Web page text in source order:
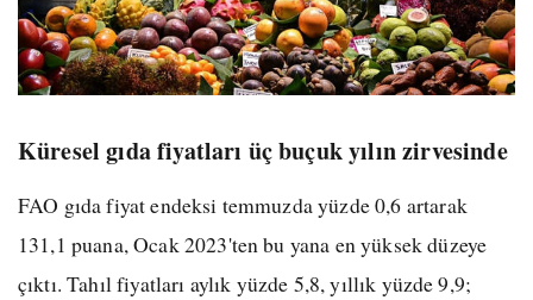
Küresel gıda fiyatları üç buçuk yılın zirvesinde
FAO gıda fiyat endeksi temmuzda yüzde 0,6 artarak
131,1 puana, Ocak 2023'ten bu yana en yüksek düzeye
çıktı. Tahıl fiyatları aylık yüzde 5,8, yıllık yüzde 9,9;